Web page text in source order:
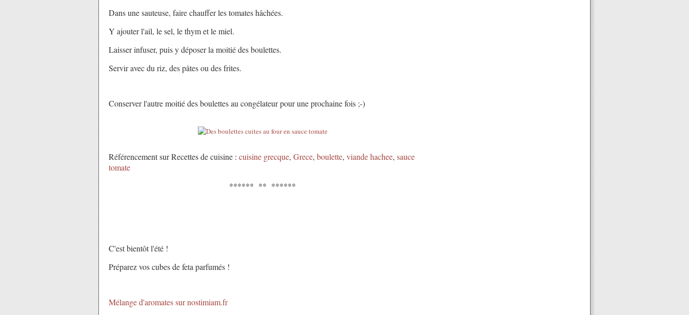
Dans une sauteuse, faire chauffer les tomates hâchées.
Y ajouter l'ail, le sel, le thym et le miel.
Laisser infuser, puis y déposer la moitié des boulettes.
Servir avec du riz, des pâtes ou des frites.
Conserver l'autre moitié des boulettes au congélateur pour une prochaine fois ;-)
Référencement sur Recettes de cuisine : cuisine grecque, Grece, boulette, viande hachee, sauce
tomate
****** ** ******
C'est bientôt l'été !
Préparez vos cubes de feta parfumés !
Mélange d'aromates sur nostimiam.fr